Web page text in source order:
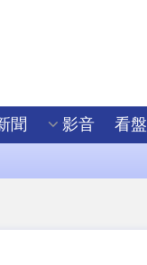
聞 影音 看盤